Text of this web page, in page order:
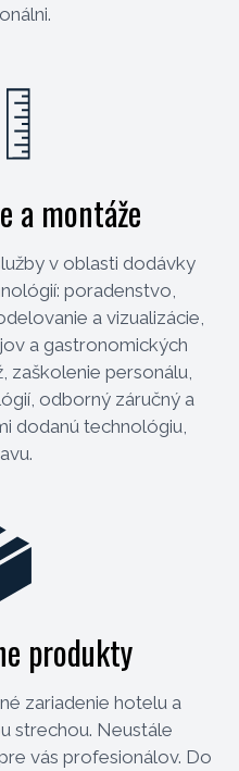
a montáže
v oblasti dodávky
poradenstvo,
a vizualizácie,
a gastronomických
zaškolenie personálu,
odborný záručný a
dodanú technológiu,
produkty
zariadenie hotelu a
strechou. Neustále
vás profesionálov. Do